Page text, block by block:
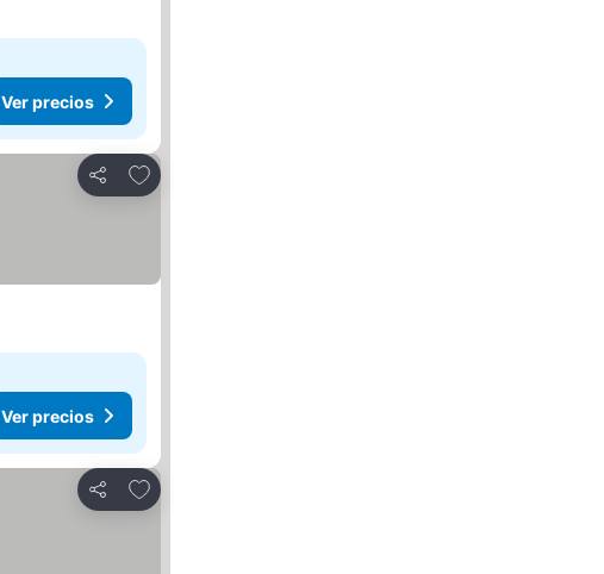
Ver precios
Compartir
Agregar a favoritos
Ver precios
Compartir
Agregar a favoritos